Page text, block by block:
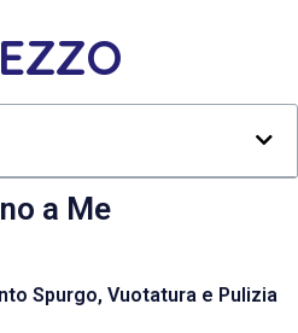
a Me
Spurgo, Vuotatura e Pulizia